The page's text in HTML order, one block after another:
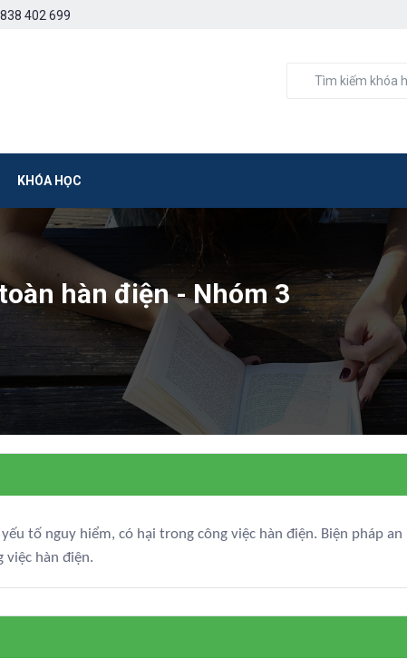
402 699
KHÓA HỌC
hàn điện - Nhóm 3
tố nguy hiểm, có hại trong công việc hàn điện. Biện pháp an
việc hàn điện.